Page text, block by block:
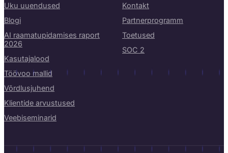
Uku uuendused
Blogi
AI raamatupidamises raport
2026
Kasutajalood
Töövoo mallid
Võrdlusjuhend
Klientide arvustused
Veebiseminarid
Kontakt
Partnerprogramm
Toetused
SOC 2